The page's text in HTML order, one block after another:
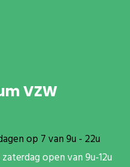
VZW
op 7 van 9u - 22u
open van 9u-12u